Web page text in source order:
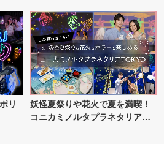
リ
妖怪夏祭りや花火で夏を満喫！
コニカミノルタプラネタリア